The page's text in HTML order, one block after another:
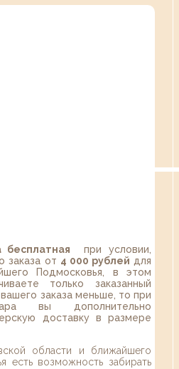
бесплатная при условии,
заказа от 4 000 рублей для
Подмосковья, в этом
только заказанный
заказа меньше, то при
вы дополнительно
доставку в размере
области и ближайшего
есть возможность забирать